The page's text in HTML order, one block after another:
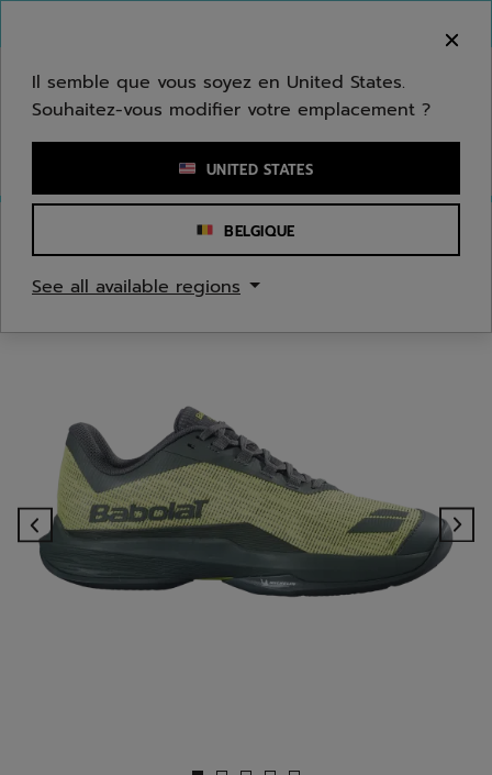
Saisir un mot clé ou un numéro d'article
Previous
Il semble que vous soyez en United States.
Souhaitez-vous modifier votre emplacement ?
UNITED STATES
BELGIQUE
See all available regions